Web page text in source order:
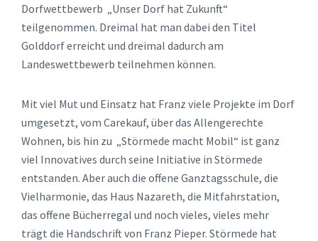
Dorfwettbewerb „Unser Dorf hat Zukunft“
teilgenommen. Dreimal hat man dabei den Titel
Golddorf erreicht und dreimal dadurch am
Landeswettbewerb teilnehmen können.
Mit viel Mut und Einsatz hat Franz viele Projekte im Dorf
umgesetzt, vom Carekauf, über das Allengerechte
Wohnen, bis hin zu „Störmede macht Mobil“ ist ganz
viel Innovatives durch seine Initiative in Störmede
entstanden. Aber auch die offene Ganztagsschule, die
Vielharmonie, das Haus Nazareth, die Mitfahrstation,
das offene Bücherregal und noch vieles, vieles mehr
trägt die Handschrift von Franz Pieper. Störmede hat